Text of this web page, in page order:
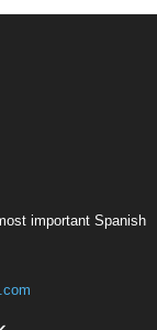
important Spanish